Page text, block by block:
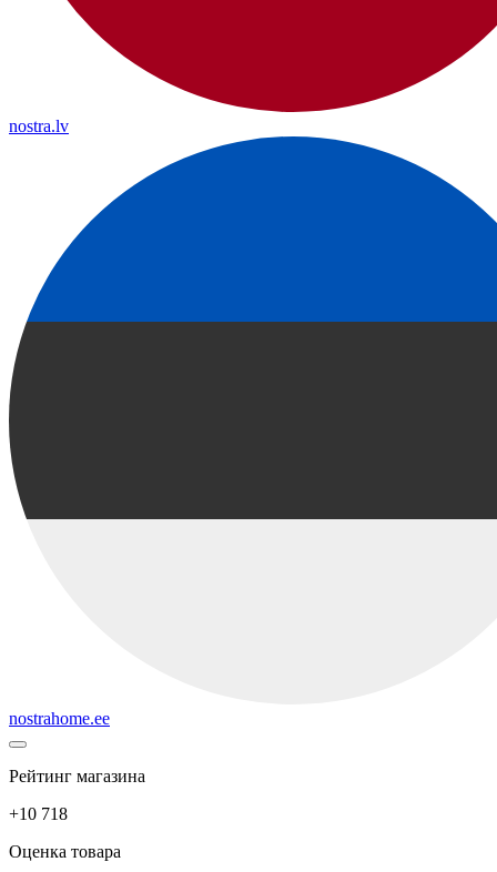
nostra.lv
nostrahome.ee
Рейтинг магазина
+10 718
Оценка товара